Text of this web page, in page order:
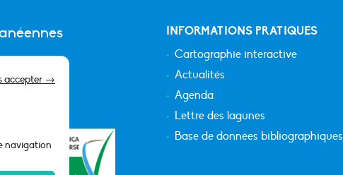
navigation
accepter →
INFORMATIONS PRATIQUES
Cartographie interactive
Actualités
Agenda
Lettre des lagunes
Base de données bibliographiques